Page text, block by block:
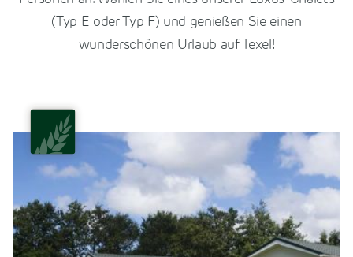
(Typ E oder Typ F) und genießen Sie einen
wunderschönen Urlaub auf Texel!